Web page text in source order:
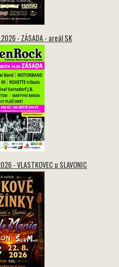
- ZÁSADA - areál SK
- VLASTKOVEC u SLAVONIC